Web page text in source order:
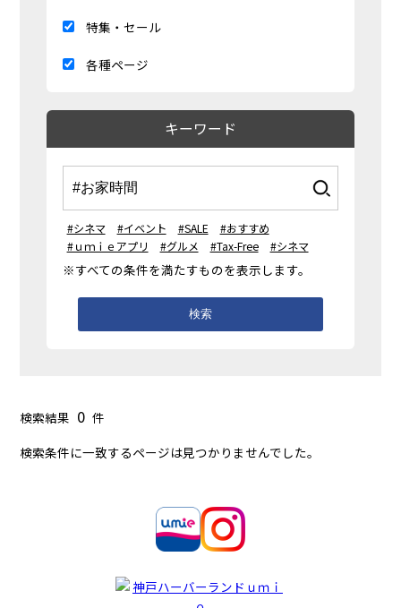
特集・セール
各種ページ
キーワード
#シネマ #イベント #SALE
#おすすめ
#ｕｍｉｅアプリ
#グルメ #Tax-Free #シネマ
※すべての条件を満たすものを表示します。
検索
検索結果 0 件
検索条件に一致するページは見つかりませんでした。